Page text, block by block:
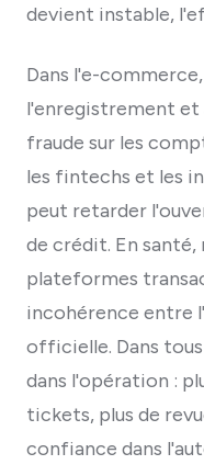
devient instable,
Dans l'e-
l'enregistrement et
fraude sur les
les fintechs et les
peut retarder
de crédit. En
plateformes
incohérence entre
officielle. Dans
dans l'opération :
tickets, plus de
confiance dans